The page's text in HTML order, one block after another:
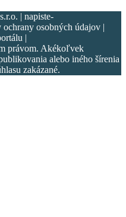
| napiste-
osobných údajov |
|
právom. Akékoľvek
alebo iného šírenia
zakázané.